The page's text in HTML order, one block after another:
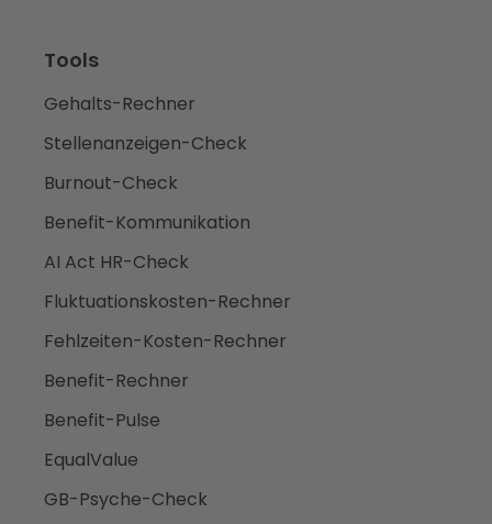
Tools
Gehalts-Rechner
Stellenanzeigen-Check
Burnout-Check
Benefit-Kommunikation
AI Act HR-Check
Fluktuationskosten-Rechner
Fehlzeiten-Kosten-Rechner
Benefit-Rechner
Benefit-Pulse
EqualValue
GB-Psyche-Check